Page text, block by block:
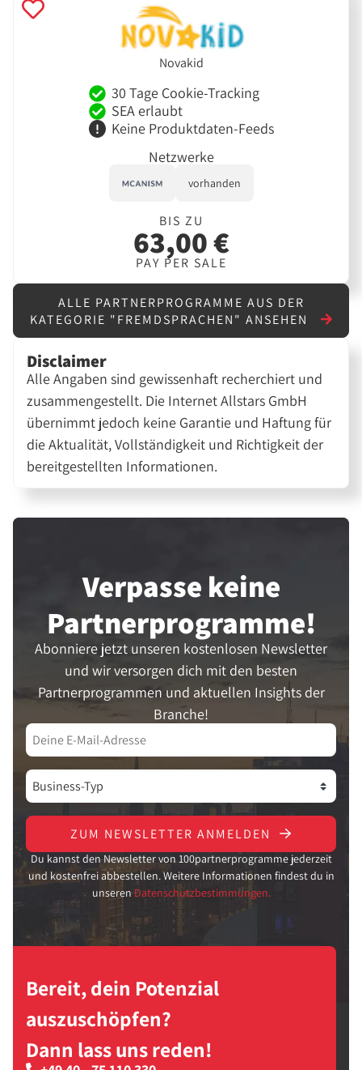
Novakid
30 Tage Cookie-Tracking
SEA erlaubt
Keine Produktdaten-Feeds
Netzwerke
vorhanden
BIS ZU
63,00 €
PAY PER SALE
ALLE PARTNERPROGRAMME AUS DER
KATEGORIE "FREMDSPRACHEN" ANSEHEN
Disclaimer
Alle Angaben sind gewissenhaft recherchiert und
zusammengestellt. Die Internet Allstars GmbH
übernimmt jedoch keine Garantie und Haftung für
die Aktualität, Vollständigkeit und Richtigkeit der
bereitgestellten Informationen.
Verpasse keine
Partner­programme!
Abonniere jetzt unseren kostenlosen Newsletter
und wir versorgen dich mit den besten
Partnerprogrammen und aktuellen Insights der
Branche!
ZUM NEWSLETTER ANMELDEN
Du kannst den Newsletter von 100partnerprogramme jederzeit
und kostenfrei abbestellen. Weitere Informationen findest du in
unseren Datenschutzbestimmungen.
Bereit, dein Potenzial
auszuschöpfen?
Dann lass uns reden!